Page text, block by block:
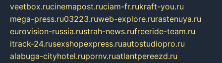
veetbox.rucinemapost.ruciam-fr.rukraft-you.ru
mega-press.ru03223.ruweb-explore.rurastenuya.ru
eurovision-russia.rustrah-news.rufreeride-team.ru
itrack-24.rusexshopexpress.ruautostudiopro.ru
alabuga-cityhotel.rupornv.ruatlantpereezd.ru